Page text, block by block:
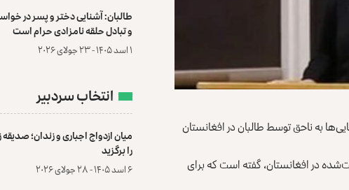
به ناحق توسط طالبان در افغانستان
در افغانستان، گفته است که برای
طالبان: آشنایی دختر و پسر در
و تبادل حلقه نامزادی حرام است
۱ اسد ۱۴۰۵ - ۲۳ جولای ۲۰۲۶
انتخاب سردبیر
میان ازدواج اجباری و زندان؛
را برگزید
۶ اسد ۱۴۰۵ - ۲۸ جولای ۲۰۲۶